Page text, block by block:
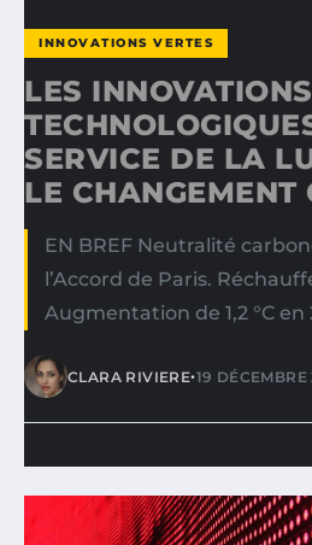
INNOVATIONS VERTES
LES INNOVATIONS
SERVICE DE LA
LE CHANGEMENT
EN BREF Neutralité
l’Accord de Paris.
Augmentation de 1,2 °C en
CLARA RIVIERE•19